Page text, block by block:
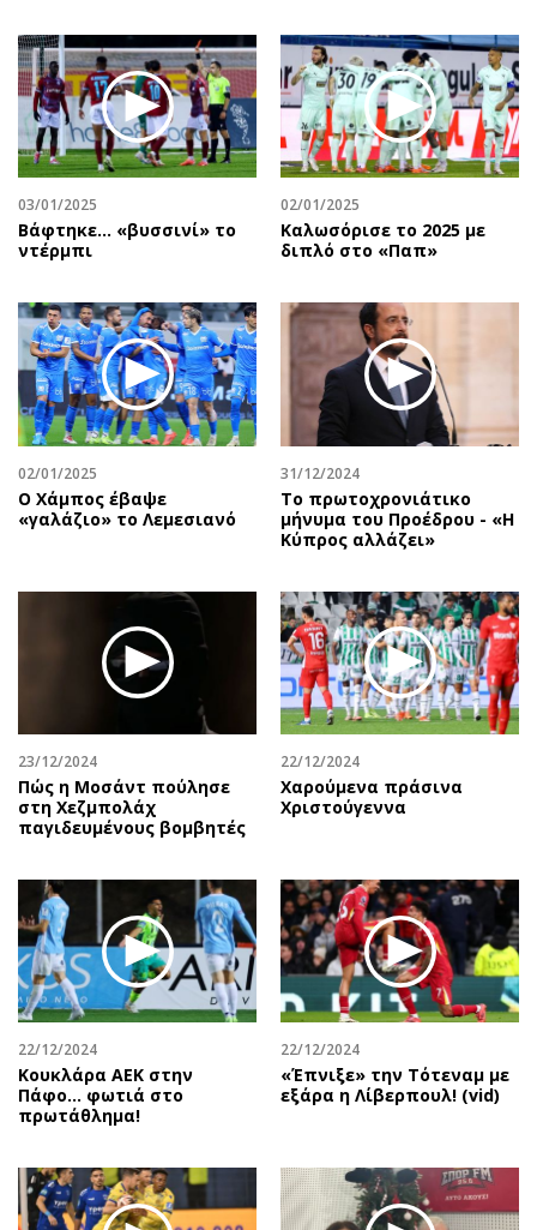
03/01/2025
Βάφτηκε... «βυσσινί» το
ντέρμπι
02/01/2025
Καλωσόρισε το 2025 με
διπλό στο «Παπ»
02/01/2025
Ο Χάμπος έβαψε
«γαλάζιο» το Λεμεσιανό
31/12/2024
Το πρωτοχρονιάτικο
μήνυμα του Προέδρου - «Η
Κύπρος αλλάζει»
23/12/2024
Πώς η Μοσάντ πούλησε
στη Χεζμπολάχ
παγιδευμένους βομβητές
22/12/2024
Χαρούμενα πράσινα
Χριστούγεννα
22/12/2024
Κουκλάρα ΑΕΚ στην
Πάφο… φωτιά στο
πρωτάθλημα!
22/12/2024
«Έπνιξε» την Τότεναμ με
εξάρα η Λίβερπουλ! (vid)